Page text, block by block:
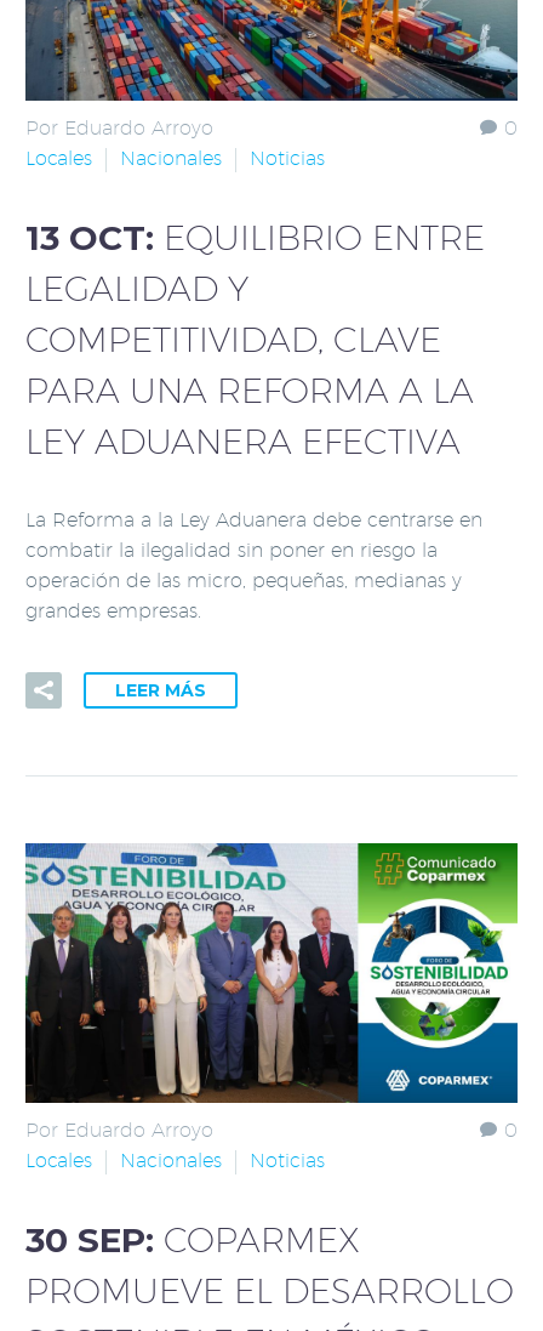
0
Por Eduardo Arroyo
Locales
Nacionales Noticias
13 OCT: EQUILIBRIO ENTRE
LEGALIDAD Y
COMPETITIVIDAD, CLAVE
PARA UNA REFORMA A LA
LEY ADUANERA EFECTIVA
La Reforma a la Ley Aduanera debe centrarse en
combatir la ilegalidad sin poner en riesgo la
operación de las micro, pequeñas, medianas y
grandes empresas.
LEER MÁS
0
Por Eduardo Arroyo
Locales
Nacionales Noticias
30 SEP: COPARMEX
PROMUEVE EL DESARROLLO